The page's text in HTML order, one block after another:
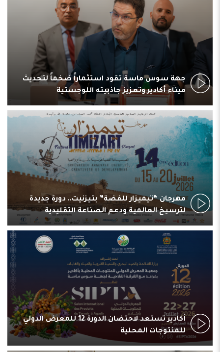
جهة سوس ماسة تقود استثماراً ضخماً لتحديث
ميناء أكادير وتعزيز جاذبيته اللوجستية
مهرجان “تيميزار للفضة” بتيزنيت.. دورة جديدة
لترسيخ العالمية ودعم الصناعة التقليدية
أكادير تستعد لاحتضان الدورة 12 للمعرض الدولي
للمنتوجات المحلية